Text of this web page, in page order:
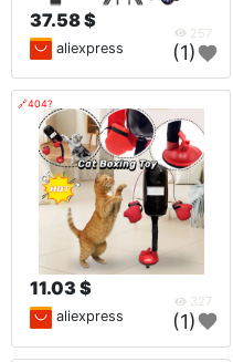
37.58 $
257
aliexpress (1)
🔗404?
11.03 $
327
aliexpress (1)